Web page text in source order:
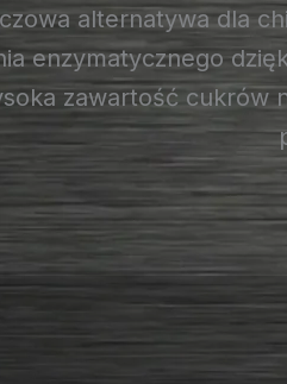
alternatywa dla
enzymatycznego
zawartość cukrów